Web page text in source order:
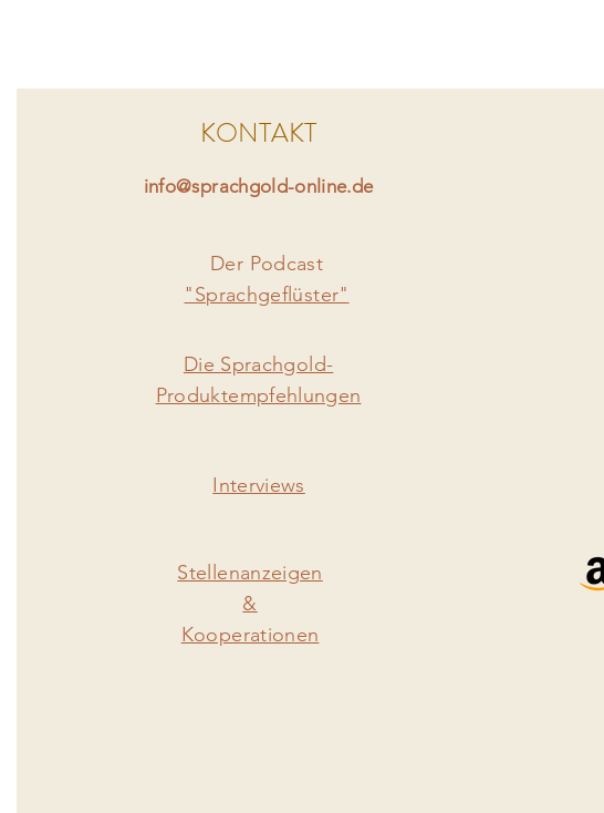
KONTAKT
info@sprachgold-online.de
Der Podcast
"Sprachgeflüster"
Die Sprachgold-
Produktempfehlungen
Interviews
Stellenanzeigen
&
Kooperationen